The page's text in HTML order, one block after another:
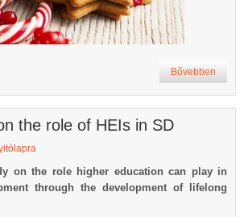
Bővebben
the role of HEIs in SD
on the role higher education can play in
through the development of lifelong